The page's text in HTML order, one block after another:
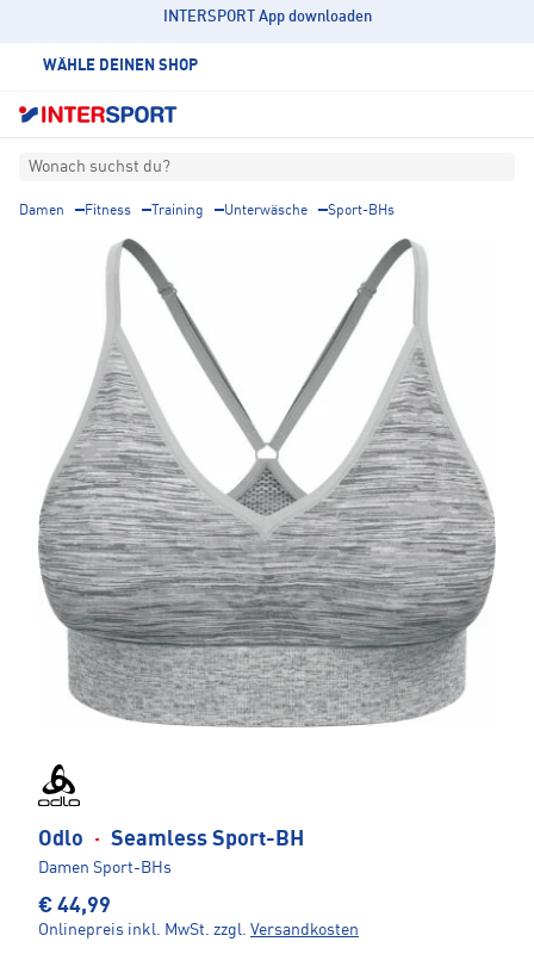
INTERSPORT App downloaden
WÄHLE DEINEN SHOP
Wonach suchst du?
Damen Fitness Training Unterwäsche Sport-BHs
Odlo · Seamless Sport-BH
Damen Sport-BHs
€ 44,99
Onlinepreis inkl. MwSt. zzgl. Versandkosten